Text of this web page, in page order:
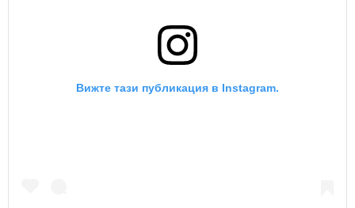
Вижте тази публикация в Instagram.